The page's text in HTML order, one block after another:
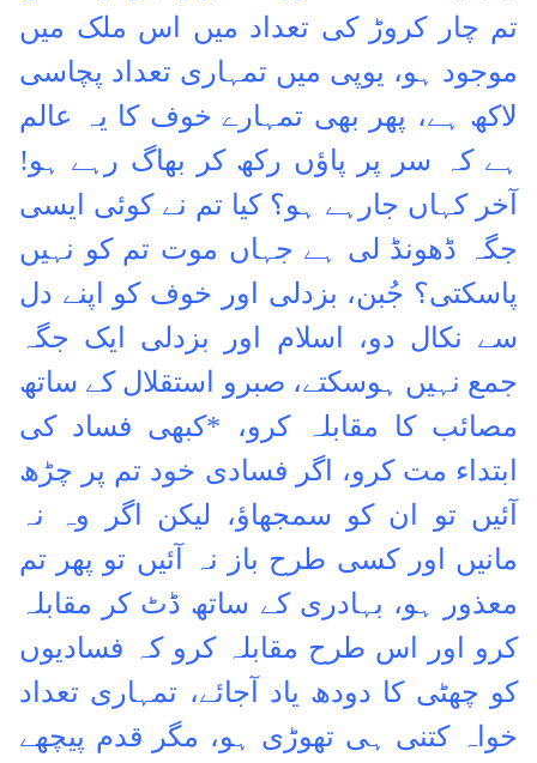
تم چار کروڑ کی تعداد میں اس ملک میں
موجود ہو، یوپی میں تمہاری تعداد پچاسی
لاکھ ہے، پھر بھی تمہارے خوف کا یہ عالم
ہے کہ سر پر پاؤں رکھ کر بھاگ رہے ہو!
آخر کہاں جارہے ہو؟ کیا تم نے کوئی ایسی
جگہ ڈھونڈ لی ہے جہاں موت تم کو نہیں
پاسکتی؟ جُبن، بزدلی اور خوف کو اپنے دل
سے نکال دو، اسلام اور بزدلی ایک جگہ
جمع نہیں ہوسکتے، صبرو استقلال کے ساتھ
مصائب کا مقابلہ کرو، *کبھی فساد کی
ابتداء مت کرو، اگر فسادی خود تم پر چڑھ
آئیں تو ان کو سمجھاؤ، لیکن اگر وہ نہ
مانیں اور کسی طرح باز نہ آئیں تو پھر تم
معذور ہو، بہادری کے ساتھ ڈٹ کر مقابلہ
کرو اور اس طرح مقابلہ کرو کہ فسادیوں
کو چھٹی کا دودھ یاد آجائے، تمہاری تعداد
خواہ کتنی ہی تھوڑی ہو، مگر قدم پیچھے